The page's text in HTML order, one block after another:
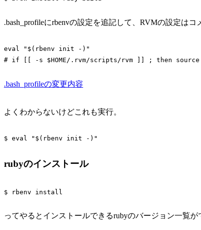
.bash_profileにrbenvの設定を追記して、RVMの設定はコ
eval "$(rbenv init -)"
.bash_profileの変更内容
よくわからないけどこれも実行。
rubyのインストール
ってやるとインストールできるrubyのバージョン一覧